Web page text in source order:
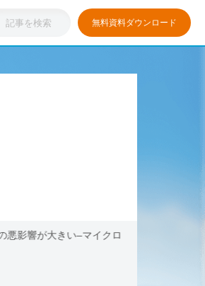
無料資料ダウンロード
悪影響が大きい–マイクロ